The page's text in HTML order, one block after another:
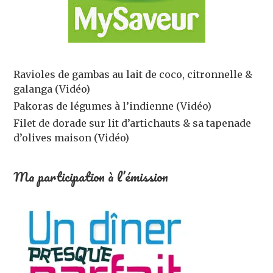
Ravioles de gambas au lait de coco, citronnelle &
galanga (Vidéo)
Pakoras de légumes à l’indienne (Vidéo)
Filet de dorade sur lit d’artichauts & sa tapenade
d’olives maison (Vidéo)
Ma participation à l’émission